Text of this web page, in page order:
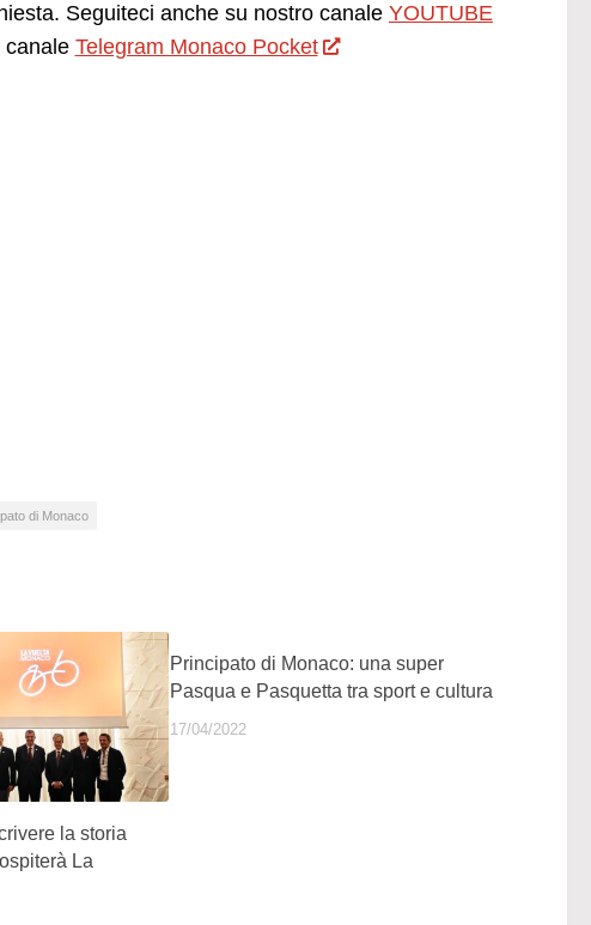
Seguiteci anche su nostro canale YOUTUBE
Telegram Monaco Pocket
di Monaco
la storia
La
Principato di Monaco: una super
Pasqua e Pasquetta tra sport e cultura
17/04/2022